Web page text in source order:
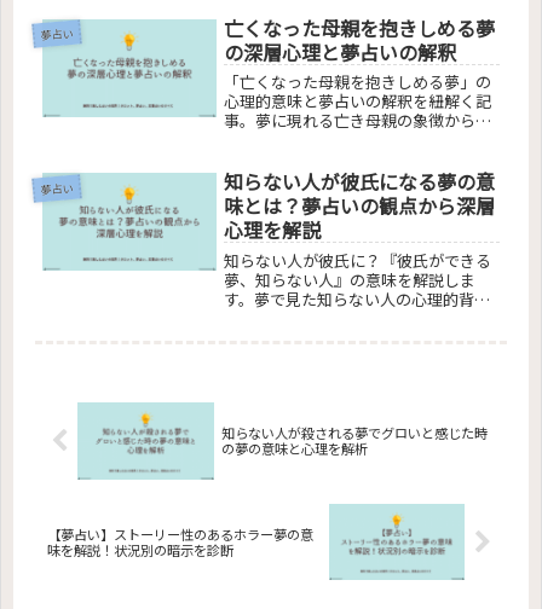
理と運気の変化の兆しを分かりやすく
説明し、読者の疑問を明快に解消しま
す。
夢占い
亡くなった母親を抱きしめる夢
の深層心理と夢占いの解釈
「亡くなった母親を抱きしめる夢」の
心理的意味と夢占いの解釈を紐解く記
事。夢に現れる亡き母親の象徴から、
解説。夢の中での母親との関係が示す
深層心理や感情処理のヒントを提供
し、読者の内面理解と心の平和に貢献
します。夢占いの視点から亡き母親と
の出会いをどう解釈すべきかにも焦点
を当て、夢を見た人の悩みや疑問を解
消します。
夢占い
知らない人が彼氏になる夢の意
味とは？夢占いの観点から深層
心理を解説
知らない人が彼氏に？『彼氏ができる
夢、知らない人』の意味を解説しま
す。夢で見た知らない人の心理的背景
の恋愛に活かすヒントを提供します。
知らない人が殺される夢でグロいと感じた時
の夢の意味と心理を解析
【夢占い】ストーリー性のあるホラー夢の意
味を解説！状況別の暗示を診断